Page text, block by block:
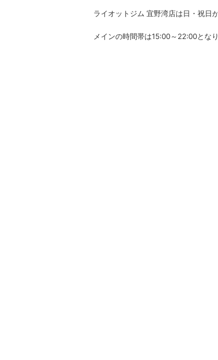
ライオットジム 宜野湾店は日・祝日
メインの時間帯は15:00～22:00となり